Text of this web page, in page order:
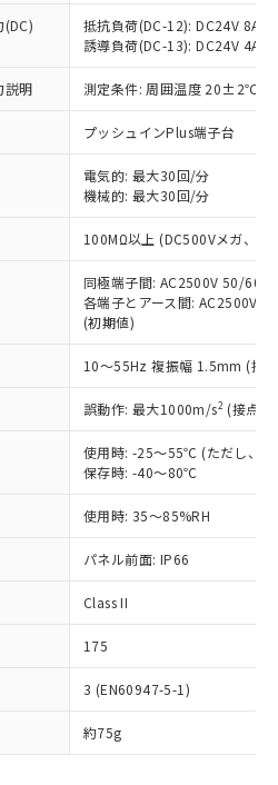
(DC)
抵抗負荷(DC-12): DC24V 8A/
誘導負荷(DC-13): DC24V 4A/
説明 測定条件: 周囲温度 20±2℃、
プッシュインPlus端子台
電気的: 最大30回/分
機械的: 最大30回/分
100MΩ以上 (DC500Vメガ、点
同極端子間: AC2500V 50/
各端子とアース間: AC2500V
(初期値)
10～55Hz 複振幅 1.5mm (接
誤動作: 最大1000m/s2 (接点
使用時: -25～55℃ (ただし、氷
保存時: -40～80℃
使用時: 35～85%RH
パネル前面: IP66
Class II
175
3 (EN60947-5-1)
約75g
庫状況および標準価格
させていただくもので
事業取扱商品の中には、
対象外となる商品もある
ください。
び標準価格照会結果は、
更新日時点での社内デー
成されるものであり、閲
での実際の在庫および標
なる場合があることをご
況および標準価格はお客
、またはお客様担当のオ
器販売店・当社販売員に
機器販売店や当社販売拠
ットワーク
」をご確認
び標準価格結果を当社の
く第三者に漏洩または開
お願いします。
能（部品リスト作成サー
用いただくには、I-Web
ご登録されている必要が
ェブサイト上で当社にご
リストについて、当社
共同利用者が、当社の製
に関するお客様との取
要な範囲で利用すること
調査中または確認中の
ス料など無形物で、有
ない商品です。
と判明した場合などや
とがあります。
水銀(Hg) 1000ppm以下、 カド
以下、ポリ臭化ビフェニル
ポリ臭化ジフェニルエーテル類
フタル酸ビス(2-エチルヘキシ
1000ppm以下、フタル酸ブチ
以下、フタル酸ジブチル
、フタル酸ジイソブチル
用監視および制御機器に対する
確認しています。
状況などにより、予定
あります。
ウンロード
をダウンロードするこ
質）の非含有証明書
料含有率が中国RoHSの
とを示します。
料含有率が中国RoHSの
ことを示します。
値 (GB/T26572)：
銀) : 1000ppm、 Cd(カドミウ
、 PBBs(ポリ臭化ビフェ
ポリ臭化ジフェニルエーテ
: 1000ppm、 DIBP(フタル酸ジ
BBP(フタル酸ブチルベンジ
エチルヘキシル)) : 1000ppm
10物質）のすべてが基
を示します。
状況下において有害物
、環境に深刻な影響を
味します。
。当社販売部門へお問
ら貴社製品のうち、外国
国貿易法に定める商品
貨物等」という）を輸出
の提供する場合は、日本
許可(または役務取引許
などの必要な手続きを
物を破棄する場合は、完
など、違法に輸出されな
手段を講じます。
品を、核兵器、ミサイ
、生物兵器またはその他
れらの製造装置等に一切
製品を第三者に販売する
1、2および3の内容を当
知します。また当社は、
販売に係わる関係者が違
おそれがある場合は、取
しません。
キャンセル
上の在庫あり
は満たないが在庫あり
(最新の在庫状況につ
お客様のお取引先、ま
様担当のオムロン制御
店・当社販売員にご確
機種、また在庫状況の
開していない機種